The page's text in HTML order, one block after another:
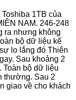
1TB của
NAM. 246-248
ra nhưng không
bộ dữ liệu kế
lo lắng đó Thiên
Sau khoảng 2
Toàn bộ dữ liệu
thường. Sau 2
giao về cho khách